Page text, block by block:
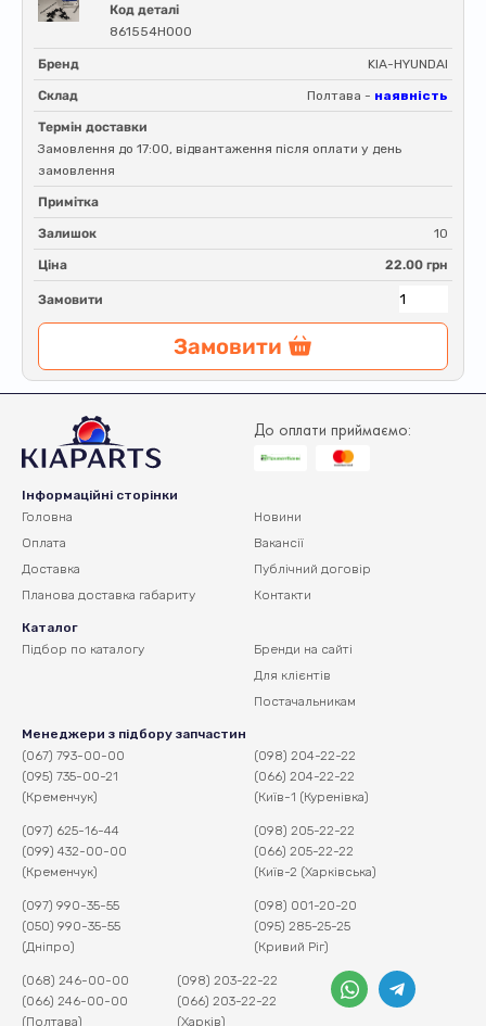
Код деталі
861554H000
Бренд KIA-HYUNDAI
Склад Полтава - наявність
Термін доставки
Замовлення до 17:00, відвантаження після оплати у день
замовлення
Примітка
Залишок 10
Ціна 22.00 грн
Замовити
Замовити
До оплати приймаємо:
Інформаційні сторінки
Головна
Оплата
Доставка
Планова доставка габариту
Новини
Вакансії
Публічний договір
Контакти
Каталог
Підбор по каталогу
Бренди на сайті
Для клієнтів
Постачальникам
Менеджери з підбору запчастин
(067) 793-00-00
(095) 735-00-21
(Кременчук)
(097) 625-16-44
(099) 432-00-00
(Кременчук)
(097) 990-35-55
(050) 990-35-55
(Дніпро)
(098) 204-22-22
(066) 204-22-22
(Київ-1 (Куренівка)
(098) 205-22-22
(066) 205-22-22
(Київ-2 (Харківська)
(098) 001-20-20
(095) 285-25-25
(Кривий Ріг)
(068) 246-00-00
(066) 246-00-00
(Полтава)
(098) 203-22-22
(066) 203-22-22
(Харків)